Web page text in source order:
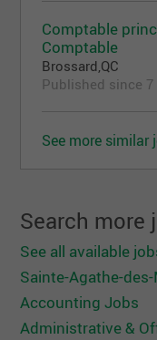
Comptable
Comptable
Brossard,QC
Published since 7
See more similar
Search more
See all available
Sainte-Agathe-
Accounting Jobs
Administrative &